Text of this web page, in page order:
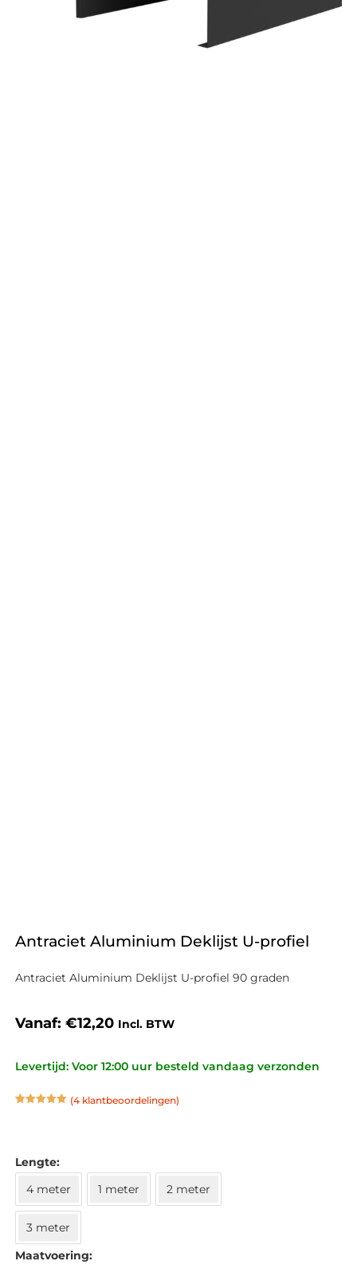
Antraciet Aluminium Deklijst U-profiel
Antraciet Aluminium Deklijst U-profiel 90 graden
Vanaf: €12,20 Incl. BTW
Levertijd: Voor 12:00 uur besteld vandaag verzonden
(4klantbeoordelingen)
Lengte
4 meter
1 meter 2 meter
3 meter
Maatvoering